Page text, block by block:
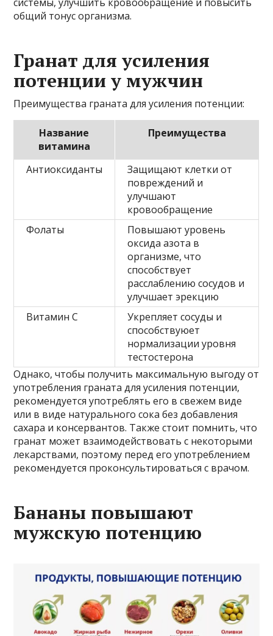
общий тонус организма.
Гранат для усиления
потенции у мужчин
Преимущества граната для усиления потенции:
Название
витамина
Преимущества
Антиоксиданты
Защищают клетки от
повреждений и
улучшают
кровообращение
Фолаты
Повышают уровень
оксида азота в
организме, что
способствует
расслаблению сосудов и
улучшает эрекцию
Витамин С
Укрепляет сосуды и
способствуюет
нормализации уровня
тестостерона
Однако, чтобы получить максимальную выгоду от
употребления граната для усиления потенции,
рекомендуется употреблять его в свежем виде
или в виде натурального сока без добавления
сахара и консервантов. Также стоит помнить, что
гранат может взаимодействовать с некоторыми
лекарствами, поэтому перед его употреблением
рекомендуется проконсультироваться с врачом.
Бананы повышают
мужскую потенцию